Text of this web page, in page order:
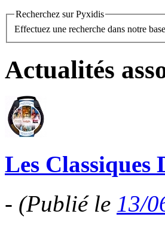
Recherchez sur Pyxidis
Effectuez une recherche dans notre
Actualités
Les Classiques
- (Publié le 13/